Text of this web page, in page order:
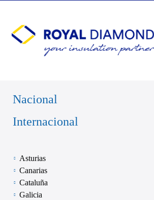
Nacional
Internacional
Asturias
Canarias
Cataluña
Galicia